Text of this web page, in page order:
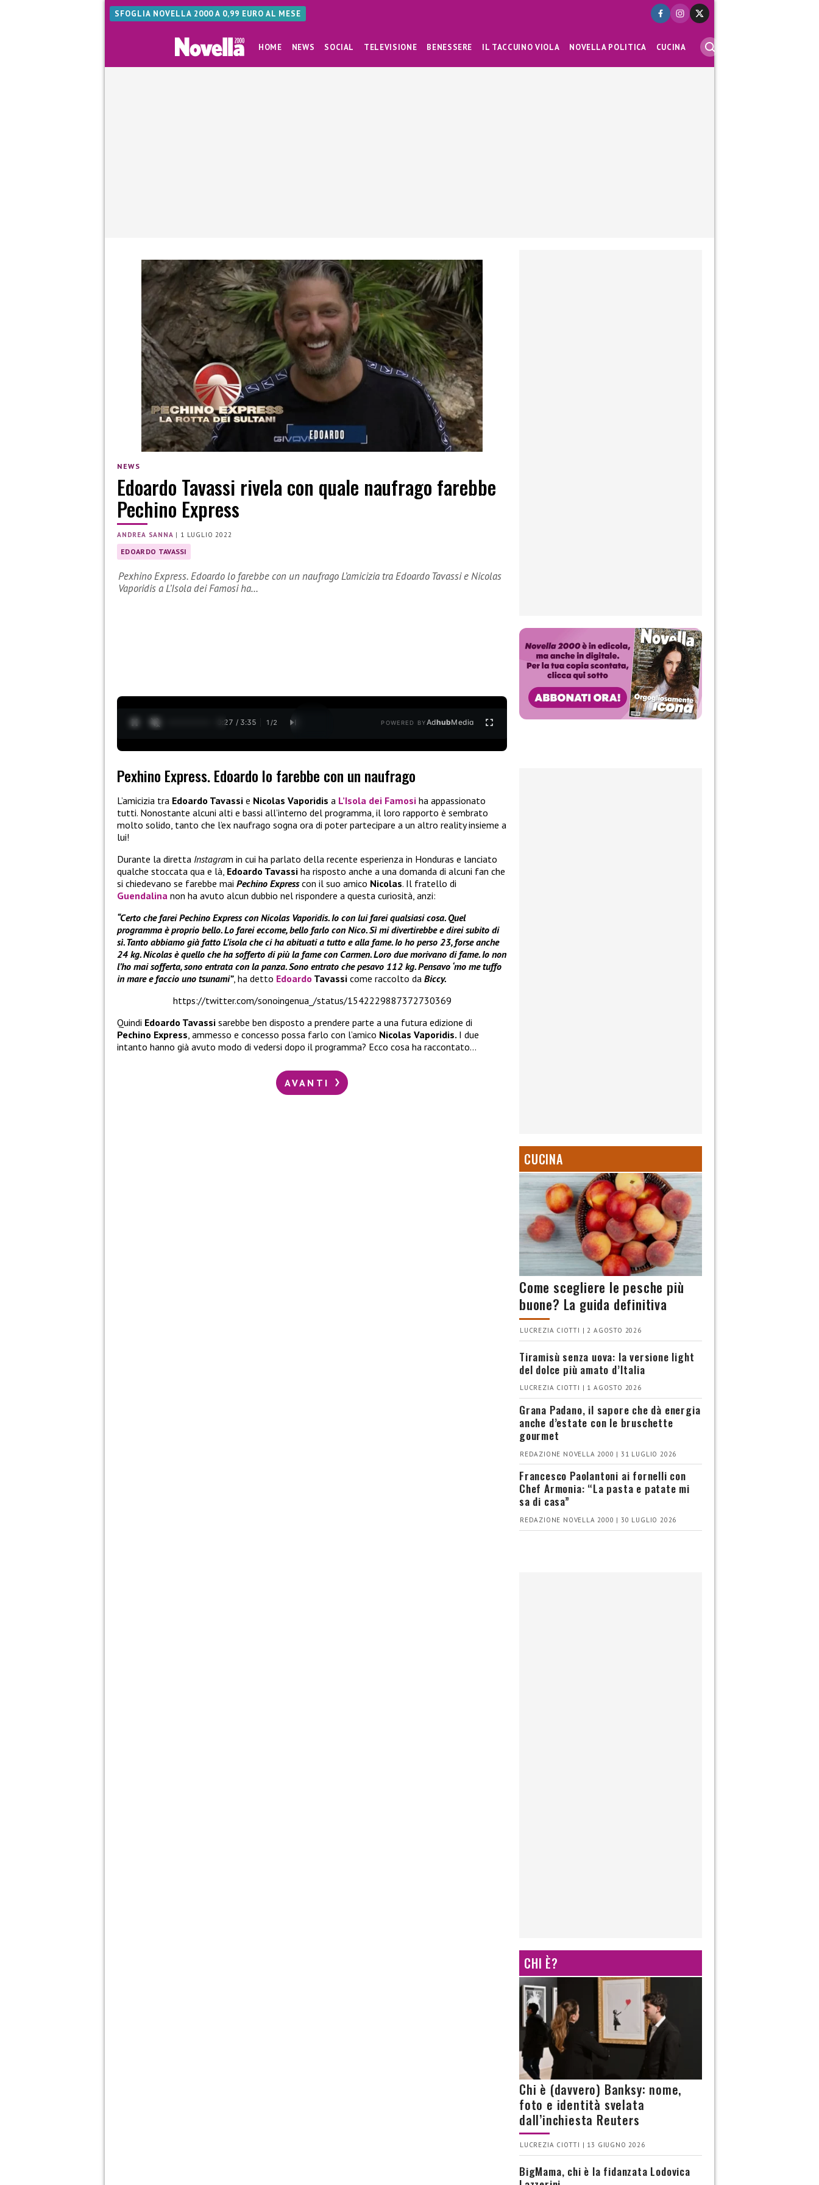
SFOGLIA NOVELLA 2000 A 0,99 EURO AL MESE
HOME NEWS SOCIAL TELEVISIONE BENESSERE IL TACCUINO VIOLA NOVELLA POLITICA CUCINA
NEWS
Edoardo Tavassi rivela con quale naufrago farebbe
Pechino Express
ANDREA SANNA | 1 LUGLIO 2022
EDOARDO TAVASSI
Pexhino Express. Edoardo lo farebbe con un naufrago L’amicizia tra Edoardo Tavassi e Nicolas
Vaporidis a L’Isola dei Famosi ha…
0:28 / 3:35 1 /2 POWERED BYAdhubMedia
Pexhino Express. Edoardo lo farebbe con un naufrago
L’amicizia tra Edoardo Tavassi e Nicolas Vaporidis a L’Isola dei Famosi ha appassionato
tutti. Nonostante alcuni alti e bassi all’interno del programma, il loro rapporto è sembrato
molto solido, tanto che l’ex naufrago sogna ora di poter partecipare a un altro reality insieme a
lui!
Durante la diretta Instagram in cui ha parlato della recente esperienza in Honduras e lanciato
qualche stoccata qua e là, Edoardo Tavassi ha risposto anche a una domanda di alcuni fan che
si chiedevano se farebbe mai Pechino Expresscon il suo amico Nicolas. Il fratello di
Guendalina non ha avuto alcun dubbio nel rispondere a questa curiosità, anzi:
“Certo che farei Pechino Express con Nicolas Vaporidis. Io con lui farei qualsiasi cosa. Quel
programma è proprio bello. Lo farei eccome, bello farlo con Nico. Sì mi divertirebbe e direi subito di
sì. Tanto abbiamo già fatto L’isola che ci ha abituati a tutto e alla fame. Io ho perso 23, forse anche
24 kg. Nicolas è quello che ha sofferto di più la fame con Carmen. Loro due morivano di fame. Io non
l’ho mai sofferta, sono entrata con la panza. Sono entrato che pesavo 112 kg. Pensavo ‘mo me tuffo
in mare e faccio uno tsunami”, ha detto Edoardo Tavassi come raccolto da Biccy.
https://twitter.com/sonoingenua_/status/1542229887372730369
Quindi Edoardo Tavassi sarebbe ben disposto a prendere parte a una futura edizione di
Pechino Express, ammesso e concesso possa farlo con l’amico Nicolas Vaporidis. I due
intanto hanno già avuto modo di vedersi dopo il programma? Ecco cosa ha raccontato…
AVANTI
CUCINA
Come scegliere le pesche più
buone? La guida definitiva
LUCREZIA CIOTTI | 2 AGOSTO 2026
Tiramisù senza uova: la versione light
del dolce più amato d’Italia
LUCREZIA CIOTTI | 1 AGOSTO 2026
Grana Padano, il sapore che dà energia
anche d’estate con le bruschette
gourmet
REDAZIONE NOVELLA 2000 | 31 LUGLIO 2026
Francesco Paolantoni ai fornelli con
Chef Armonia: “La pasta e patate mi
sa di casa”
REDAZIONE NOVELLA 2000 | 30 LUGLIO 2026
CHI È?
Chi è (davvero) Banksy: nome,
foto e identità svelata
dall’inchiesta Reuters
LUCREZIA CIOTTI | 13 GIUGNO 2026
BigMama, chi è la fidanzata Lodovica